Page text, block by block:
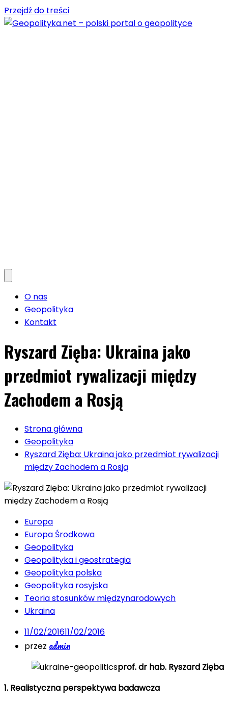
Przejdź do treści
O nas
Geopolityka
Kontakt
Ryszard Zięba: Ukraina jako
przedmiot rywalizacji między
Zachodem a Rosją
Strona główna
Geopolityka
Ryszard Zięba: Ukraina jako przedmiot rywalizacji
między Zachodem a Rosją
Europa
Europa Środkowa
Geopolityka
Geopolityka i geostrategia
Geopolityka polska
Geopolityka rosyjska
Teoria stosunków międzynarodowych
Ukraina
11/02/201611/02/2016
przez admin
prof. dr hab. Ryszard Zięba
1. Realistyczna perspektywa badawcza